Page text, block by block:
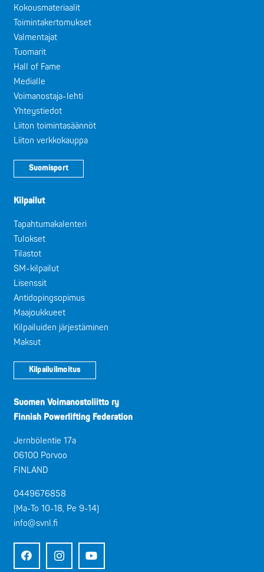
Kokousmateriaalit
Toimintakertomukset
Valmentajat
Tuomarit
Hall of Fame
Medialle
Voimanostaja-lehti
Yhteystiedot
Liiton toimintasäännöt
Liiton verkkokauppa
Suomisport
Kilpailut
Tapahtumakalenteri
Tulokset
Tilastot
SM-kilpailut
Lisenssit
Antidopingsopimus
Maajoukkueet
Kilpailuiden järjestäminen
Maksut
Kilpailuilmoitus
Suomen Voimanostoliitto ry
Finnish Powerlifting Federation
Jernbölentie 17a
06100 Porvoo
FINLAND
0449676858
(Ma-To 10-18, Pe 9-14)
info@svnl.fi